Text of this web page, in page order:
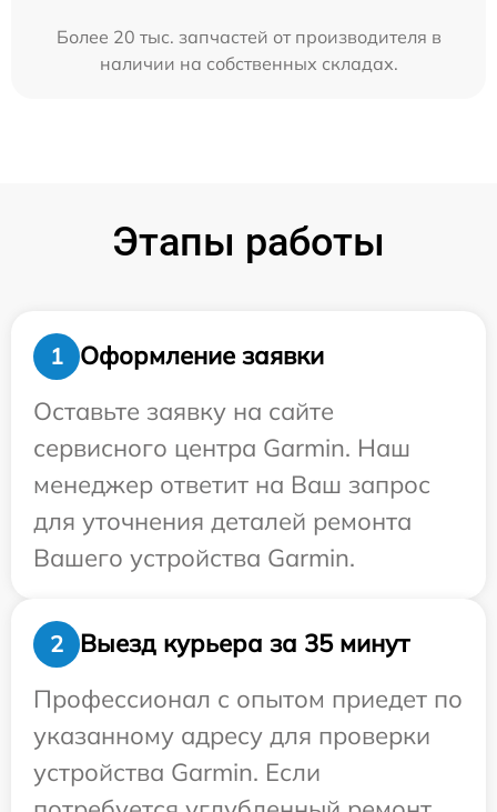
Более 20 тыс. запчастей от производителя в
наличии на собственных складах.
Этапы работы
1
Оформление заявки
Оставьте заявку на сайте
сервисного центра Garmin. Наш
менеджер ответит на Ваш запрос
для уточнения деталей ремонта
Вашего устройства Garmin.
2
Выезд курьера за 35 минут
Профессионал с опытом приедет по
указанному адресу для проверки
устройства Garmin. Если